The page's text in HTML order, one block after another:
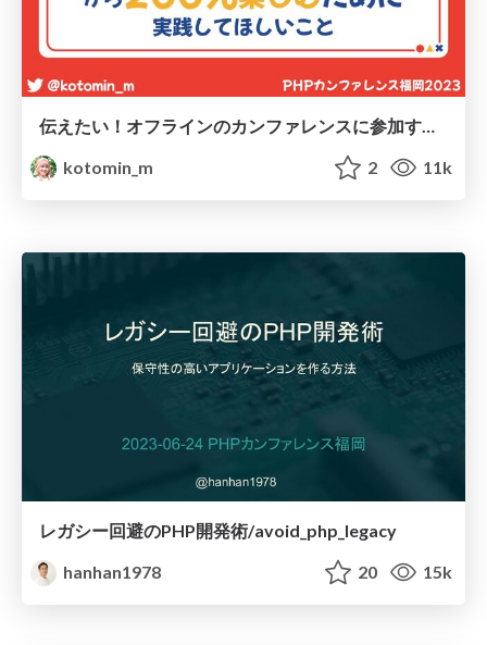
kotomin_m
2 11k
レガシー回避のPHP開発術/avoid_php_legacy
hanhan1978
20 15k